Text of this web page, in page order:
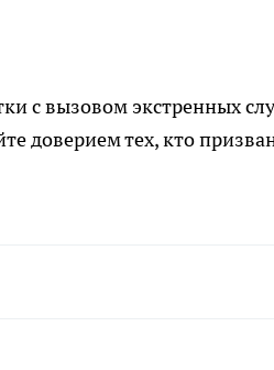
с вызовом экстренных
доверием тех, кто